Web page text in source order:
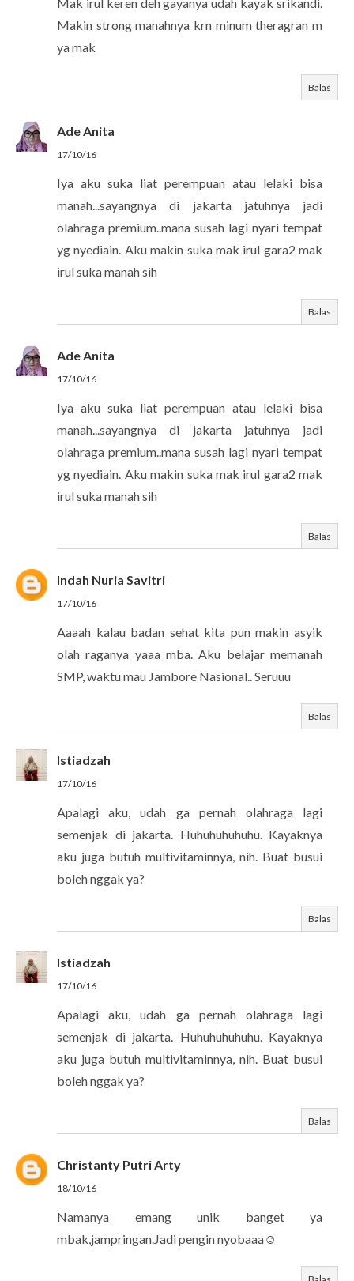
Makin strong manahnya krn minum theragran m
ya mak
Balas
Ade Anita
17/10/16
Iya aku suka liat perempuan atau lelaki bisa
manah...sayangnya di jakarta jatuhnya jadi
olahraga premium..mana susah lagi nyari tempat
yg nyediain. Aku makin suka mak irul gara2 mak
irul suka manah sih
Balas
Ade Anita
17/10/16
Iya aku suka liat perempuan atau lelaki bisa
manah...sayangnya di jakarta jatuhnya jadi
olahraga premium..mana susah lagi nyari tempat
yg nyediain. Aku makin suka mak irul gara2 mak
irul suka manah sih
Balas
Indah Nuria Savitri
17/10/16
Aaaah kalau badan sehat kita pun makin asyik
olah raganya yaaa mba. Aku belajar memanah
SMP, waktu mau Jambore Nasional.. Seruuu
Balas
Istiadzah
17/10/16
Apalagi aku, udah ga pernah olahraga lagi
semenjak di jakarta. Huhuhuhuhuhu. Kayaknya
aku juga butuh multivitaminnya, nih. Buat busui
boleh nggak ya?
Balas
Istiadzah
17/10/16
Apalagi aku, udah ga pernah olahraga lagi
semenjak di jakarta. Huhuhuhuhuhu. Kayaknya
aku juga butuh multivitaminnya, nih. Buat busui
boleh nggak ya?
Balas
Christanty Putri Arty
18/10/16
Namanya emang unik banget ya
mbak,jampringan.Jadi pengin nyobaaa☺